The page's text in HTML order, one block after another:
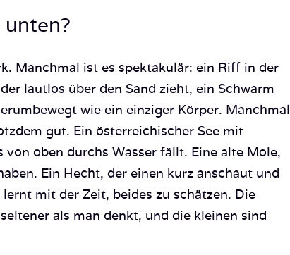
unten?
Manchmal ist es spektakulär: ein Riff in der
lautlos über den Sand zieht, ein Schwarm
wie ein einziger Körper. Manchmal
gut. Ein österreichischer See mit
von oben durchs Wasser fällt. Eine alte Mole,
Ein Hecht, der einen kurz anschaut und
mit der Zeit, beides zu schätzen. Die
als man denkt, und die kleinen sind